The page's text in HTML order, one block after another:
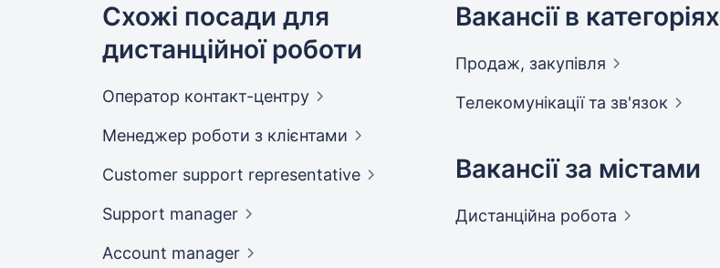
Схожі посади для
дистанційної роботи
Оператор контакт-центру
Менеджер роботи з клієнтами
Customer support representative
Support manager
Account manager
Вакансії в категоріях
Продаж, закупівля
Телекомунікації та зв'язок
Вакансії за містами
Дистанційна робота